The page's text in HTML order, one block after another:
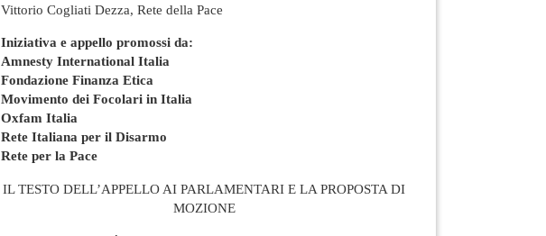
Vittorio Cogliati Dezza, Rete della Pace
Iniziativa e appello promossi da:
Amnesty International Italia
Fondazione Finanza Etica
Movimento dei Focolari in Italia
Oxfam Italia
Rete Italiana per il Disarmo
Rete per la Pace
IL TESTO DELL’APPELLO AI PARLAMENTARI E LA PROPOSTA DI
MOZIONE